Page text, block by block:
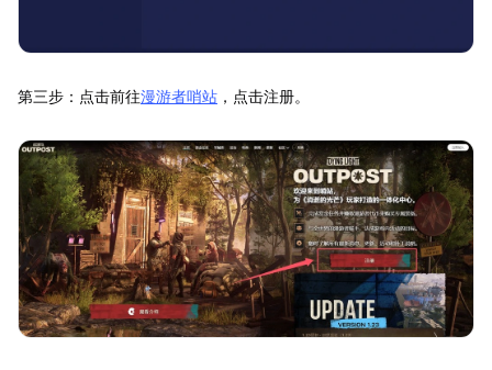
第三步：点击前往漫游者哨站 ，点击注册。